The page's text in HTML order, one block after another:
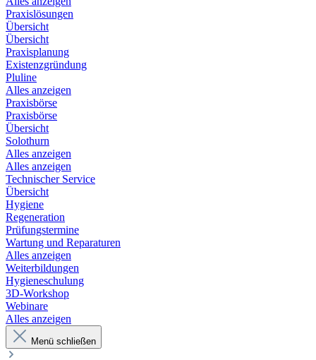
Praxislösungen
Übersicht
Übersicht
Praxisplanung
Existenzgründung
Pluline
Alles anzeigen
Praxisbörse
Praxisbörse
Übersicht
Solothurn
Alles anzeigen
Alles anzeigen
Technischer Service
Übersicht
Hygiene
Regeneration
Prüfungstermine
Wartung und Reparaturen
Alles anzeigen
Weiterbildungen
Hygieneschulung
3D-Workshop
Webinare
Alles anzeigen
Menü schließen